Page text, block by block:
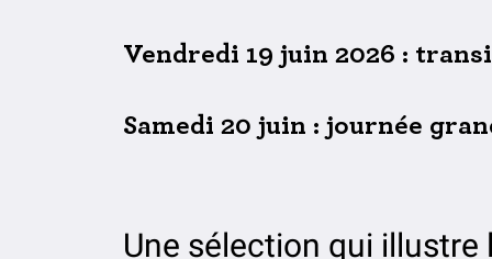
Vendredi 19 juin 2026 :
Samedi 20 juin : journée
Une sélection qui